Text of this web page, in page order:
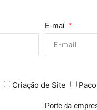
E-mail
Criação de Site
Porte da